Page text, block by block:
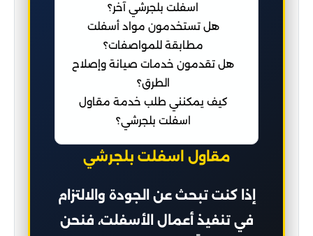
اسفلت بلجرشي آخر؟
هل تستخدمون مواد أسفلت
مطابقة للمواصفات؟
هل تقدمون خدمات صيانة وإصلاح
الطرق؟
كيف يمكنني طلب خدمة مقاول
اسفلت بلجرشي؟
مقاول اسفلت بلجرشي
إذا كنت تبحث عن الجودة والالتزام
في تنفيذ أعمال الأسفلت، فنحن